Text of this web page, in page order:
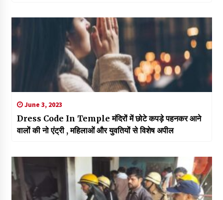
June 3, 2023
Dress Code In Temple मंदिरों में छोटे कपड़े पहनकर आने
वालों की नो एंट्री , महिलाओं और युवतियों से विशेष अपील